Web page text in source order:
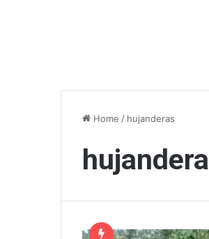
Home / hujanderas